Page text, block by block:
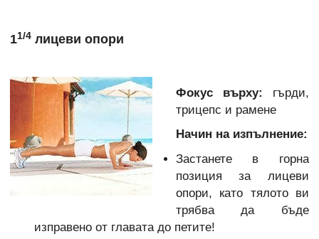
11/4 лицеви опори
Фокус върху: гърди,
трицепс и рамене
Начин на изпълнение:
Застанете в горна
позиция за лицеви
опори, като тялото ви
трябва да бъде
изправено от главата до петите!